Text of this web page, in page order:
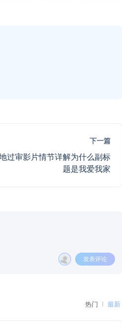
下一篇
过审影片情节详解为什么副标
题是我爱我家
发表评论
热门 最新